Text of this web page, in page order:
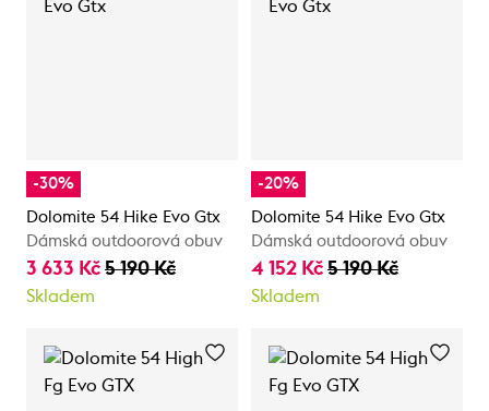
-30%
Dolomite 54 Hike Evo Gtx
Dámská outdoorová obuv
3 633 Kč 5 190 Kč
Skladem
-20%
Dolomite 54 Hike Evo Gtx
Dámská outdoorová obuv
4 152 Kč 5 190 Kč
Skladem